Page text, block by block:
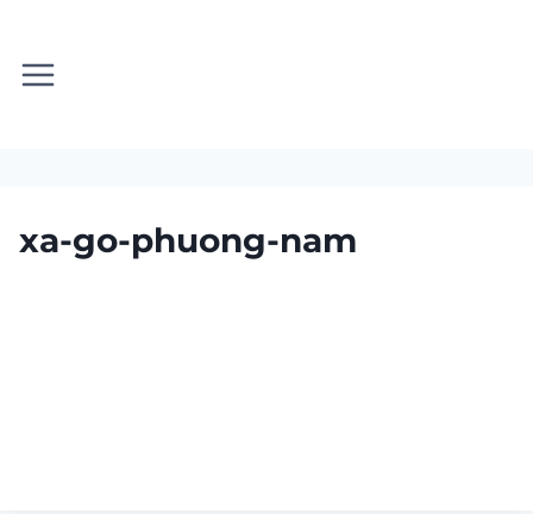
content
xa-go-phuong-nam